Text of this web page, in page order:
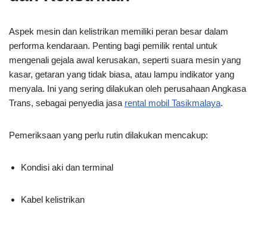
Aspek mesin dan kelistrikan memiliki peran besar dalam
performa kendaraan. Penting bagi pemilik rental untuk
mengenali gejala awal kerusakan, seperti suara mesin yang
kasar, getaran yang tidak biasa, atau lampu indikator yang
menyala. Ini yang sering dilakukan oleh perusahaan Angkasa
Trans, sebagai penyedia jasa rental mobil Tasikmalaya.
Pemeriksaan yang perlu rutin dilakukan mencakup:
Kondisi aki dan terminal
Kabel kelistrikan